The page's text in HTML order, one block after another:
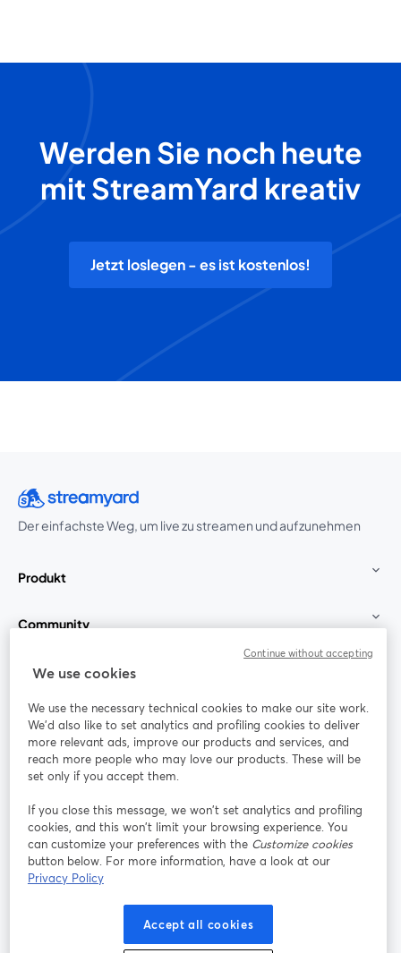
Werden Sie noch heute
mit StreamYard kreativ
Jetzt loslegen - es ist kostenlos!
Der einfachste Weg, um live zu streamen und aufzunehmen
Produkt
Community
StreamYard für
Mitmachen
Webinar Facebook
wird in einem neuen Tab geöffnet
X (Twitter)
wird in einem neuen Tab geöffnet
Nutzungsbedingungen
wird in einem neuen Tab geöffnet
Datenschutzrichtlinie
wird in einem neuen Tab geöffnet
Cookie-Richtlinie
We use cookies
We use the necessary technical cookies to make our site work.
We'd also like to set analytics and profiling cookies to deliver
more relevant ads, improve our products and services, and
reach more people who may love our products. These will be
set only if you accept them.
If you close this message, we won’t set analytics and profiling
cookies, and this won’t limit your browsing experience. You
can customize your preferences with the Customize cookies
button below. For more information, have a look at our
Privacy Policy
Accept all cookies
Continue without accepting